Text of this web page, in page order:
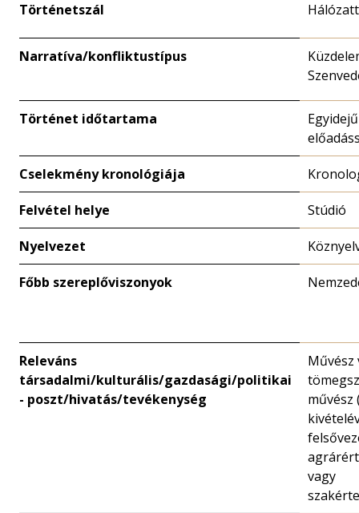
Történetszál
Narratíva/konfliktustípus
Történet időtartama
Cselekmény kronológiája
Felvétel helye Stúdió
Nyelvezet
Főbb szereplőviszonyok
Releváns
társadalmi/kulturális/gazdasági/politikai
- poszt/hivatás/tevékenység
Művész
művész
vagy